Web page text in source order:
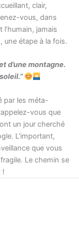
clair,
vous, dans
jamais
une étape à la fois.
d’une montagne.
par les méta-
vous que
un jour cherché
L’important,
que vous
Le chemin se
!